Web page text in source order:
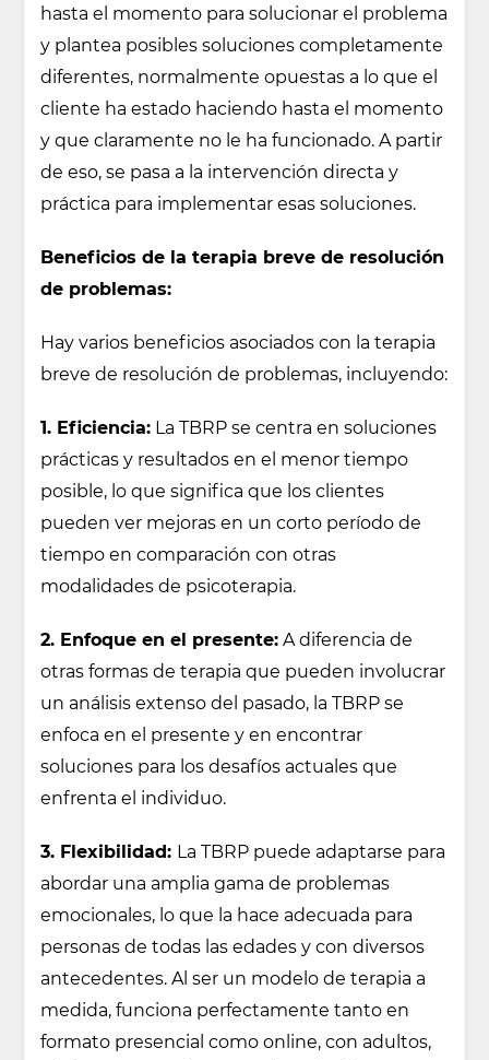
hasta el momento para solucionar el problema
y plantea posibles soluciones completamente
diferentes, normalmente opuestas a lo que el
cliente ha estado haciendo hasta el momento
y que claramente no le ha funcionado. A partir
de eso, se pasa a la intervención directa y
práctica para implementar esas soluciones.
Beneficios de la terapia breve de resolución
de problemas:
Hay varios beneficios asociados con la terapia
breve de resolución de problemas, incluyendo:
1. Eficiencia: La TBRP se centra en soluciones
prácticas y resultados en el menor tiempo
posible, lo que significa que los clientes
pueden ver mejoras en un corto período de
tiempo en comparación con otras
modalidades de psicoterapia.
2. Enfoque en el presente: A diferencia de
otras formas de terapia que pueden involucrar
un análisis extenso del pasado, la TBRP se
enfoca en el presente y en encontrar
soluciones para los desafíos actuales que
enfrenta el individuo.
3. Flexibilidad: La TBRP puede adaptarse para
abordar una amplia gama de problemas
emocionales, lo que la hace adecuada para
personas de todas las edades y con diversos
antecedentes. Al ser un modelo de terapia a
medida, funciona perfectamente tanto en
formato presencial como online, con adultos,